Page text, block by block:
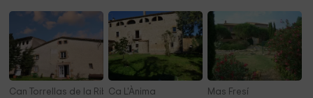
Can Torrellas de la RibaCa L'Ànima Mas Fresí